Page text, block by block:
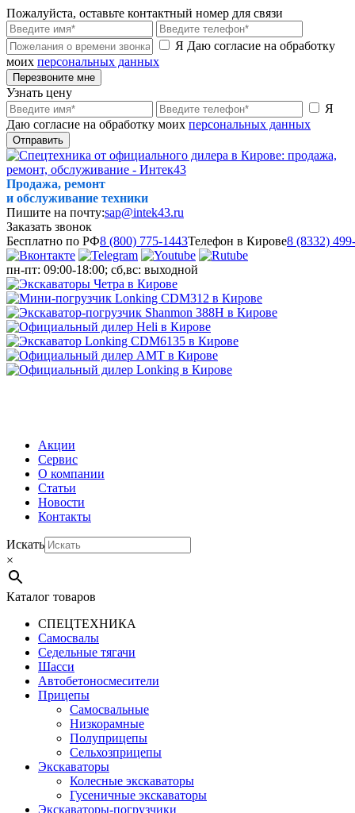
Пожалуйста, оставьте контактный номер для связи
Я Даю согласие на обработку
моих персональных данных
Перезвоните мне
Узнать цену
Я
Даю согласие на обработку моих персональных данных
Отправить
Продажа, ремонт
и обслуживание техники
Пишите на почту:sap@intek43.ru
Заказать звонок
Бесплатно по РФ8 (800) 775-1443Телефон в Кирове8 (8332)
пн-пт: 09:00-18:00; сб,вс: выходной
Акции
Сервис
О компании
Статьи
Новости
Контакты
Искать
×
Каталог товаров
СПЕЦТЕХНИКА
Самосвалы
Седельные тягачи
Шасси
Автобетоно­смесители
Прицепы
Самосвальные
Низкорамные
Полуприцепы
Сельхозприцепы
Экскаваторы
Колесные экскаваторы
Гусеничные экскаваторы
Экскаваторы-погрузчики